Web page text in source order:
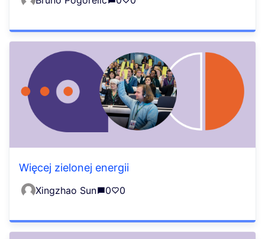
Więcej zielonej energii
Xingzhao Sun 0 0